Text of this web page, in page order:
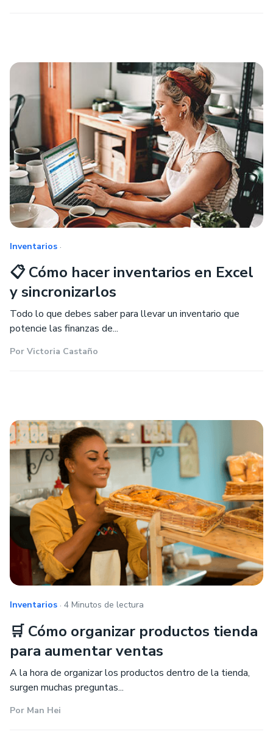
Inventarios .
📋 Cómo hacer inventarios en Excel
y sincronizarlos
Todo lo que debes saber para llevar un inventario que
potencie las finanzas de...
Por Victoria Castaño
Inventarios . 4 Minutos de lectura
🛒 Cómo organizar productos tienda
para aumentar ventas
A la hora de organizar los productos dentro de la tienda,
surgen muchas preguntas...
Por Man Hei